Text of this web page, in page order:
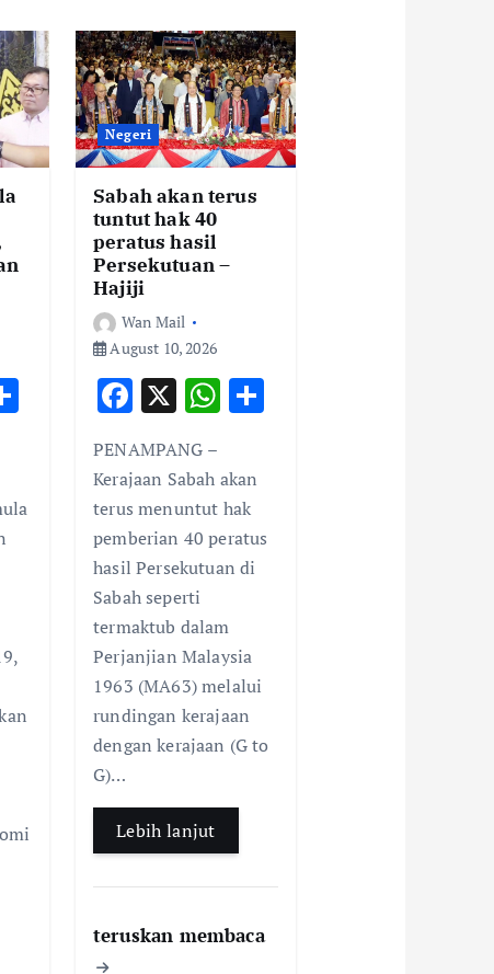
S
e
Negeri
Sabah akan terus
tuntut hak 40
peratus hasil
Persekutuan –
Hajiji
Wan Mail
August 10, 2026
F
e
b
o
o
k
X W
at
s
A
p
PENAMPANG –
Kerajaan Sabah akan
terus menuntut hak
pemberian 40 peratus
hasil Persekutuan di
Sabah seperti
termaktub dalam
Perjanjian Malaysia
1963 (MA63) melalui
rundingan kerajaan
dengan kerajaan (G to
G)…
Lebih lanjut
teruskan membaca